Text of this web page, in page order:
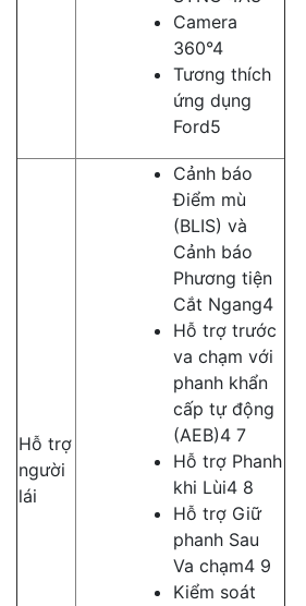
Camera
360°4
Tương thích
ứng dụng
Ford5
Hỗ trợ
người
lái
Cảnh báo
Điểm mù
(BLIS) và
Cảnh báo
Phương tiện
Cắt Ngang4
Hỗ trợ trước
va chạm với
phanh khẩn
cấp tự động
(AEB)4 7
Hỗ trợ Phanh
khi Lùi4 8
Hỗ trợ Giữ
phanh Sau
Va chạm4 9
Kiểm soát